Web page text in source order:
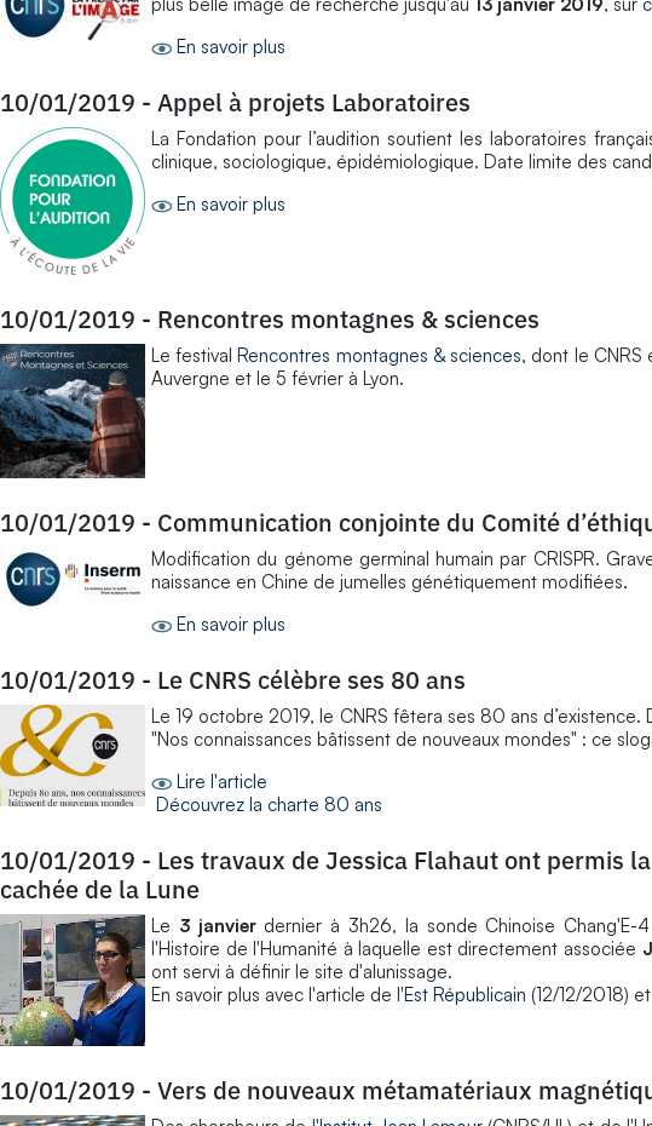
En savoir plus
10/01/2019 - Appel à projets Laboratoires
La Fondation pour l’audition soutient les laboratoires
clinique, sociologique, épidémiologique. Date limite des
En savoir plus
10/01/2019 - Rencontres montagnes & sciences
Le festival Rencontres montagnes & sciences, dont le CNRS
Auvergne et le 5 février à Lyon.
10/01/2019 - Communication conjointe du Comité
Modification du génome germinal humain par CRISPR.
naissance en Chine de jumelles génétiquement modifiées.
En savoir plus
10/01/2019 - Le CNRS célèbre ses 80 ans
Le 19 octobre 2019, le CNRS fêtera ses 80 ans
"Nos connaissances bâtissent de nouveaux mondes" : ce
Lire l'article
Découvrez la charte 80 ans
10/01/2019 - Les travaux de Jessica Flahaut ont permis
cachée de la Lune
Le 3 janvier dernier à 3h26, la sonde Chinoise
l'Histoire de l'Humanité à laquelle est directement associée
ont servi à définir le site d'alunissage.
En savoir plus avec l'article de l'Est Républicain (12/12/2018)
10/01/2019 - Vers de nouveaux métamatériaux